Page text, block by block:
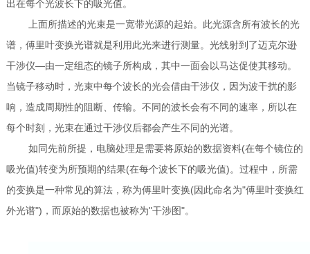
出在每个光波长下的吸光值。
上面所描述的光束是一宽带光源的起始。此光源含所有波长的光
谱，傅里叶变换光谱就是利用此光来进行测量。光线射到了迈克尔逊
干涉仪—由一定组态的镜子所构成，其中一面会以马达促使其移动。
当镜子移动时，光束中每个波长的光会借由干涉仪，因为波干扰的影
响，造成周期性的阻断、传输。不同的波长会有不同的速率，所以在
每个时刻，光束在通过干涉仪后都会产生不同的光谱。
如同先前所提，电脑处理是需要将原始的数据资料(在每个镜位的
吸光值)转变为所预期的结果(在每个波长下的吸光值)。过程中，所需
的变换是一种常见的算法，称为傅里叶变换(因此命名为"傅里叶变换红
外光谱")，而原始的数据也被称为"干涉图"。